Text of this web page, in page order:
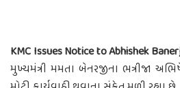
KMC Issues Notice to Abhishek
મુખ્યમંત્રી મમતા બેનરજીના ભત્રીજા